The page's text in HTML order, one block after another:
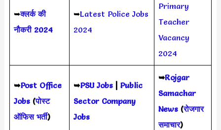
➥क्लर्क की
नौकरी 2024
➥Latest Police Jobs
2024
Primary
Teacher
Vacancy
2024
➥Post Office
Jobs(पोस्ट
ऑफिस भर्ती)
➥PSU Jobs| Public
Sector Company
Jobs
➥Rojgar
Samachar
News(रोजगार
समाचार)